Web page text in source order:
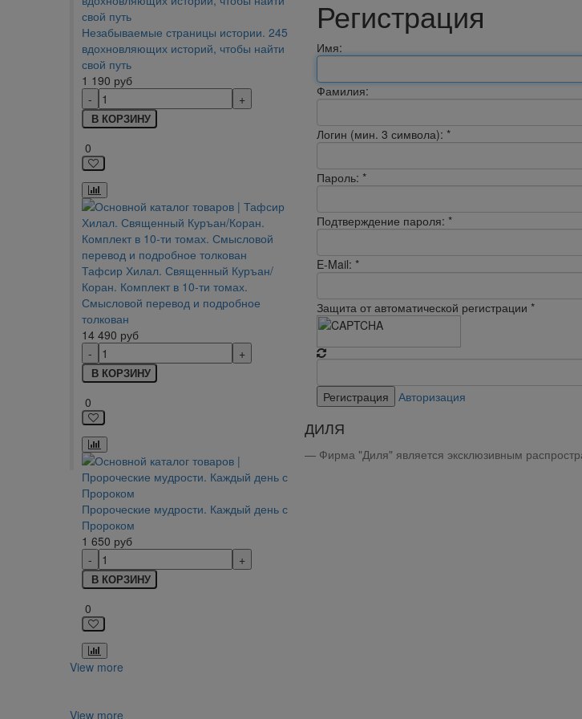
Незабываемые страницы истории. 245
вдохновляющих историй, чтобы найти
свой путь
1 190 руб
В КОРЗИНУ
0
Тафсир Хилал. Священный Куръан/
Коран. Комплект в 10-ти томах.
Смысловой перевод и подробное
толкован
14 490 руб
В КОРЗИНУ
0
Пророческие мудрости. Каждый день с
Пророком
1 650 руб
В КОРЗИНУ
0
Регистрация
Имя:
Фамилия:
Логин (мин. 3 символа): *
Пароль: *
Подтверждение пароля: *
E-Mail: *
Защита от автоматической регистрации *
Авторизация
ДИЛЯ
Фирма "Диля" является эксклюзивным
View more
View more